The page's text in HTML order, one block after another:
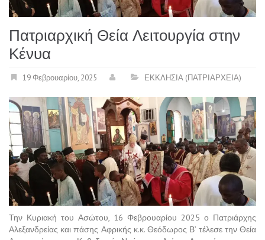
Πατριαρχική Θεία Λειτουργία στην
Κένυα
19 Φεβρουαρίου, 2025 ΕΚΚΛΗΣΙΑ (ΠΑΤΡΙΑΡΧΕΙΑ)
Την Κυριακή του Ασώτου, 16 Φεβρουαρίου 2025 ο Πατριάρχης
Αλεξανδρείας και πάσης Αφρικής κ.κ. Θεόδωρος Β’ τέλεσε την Θεία